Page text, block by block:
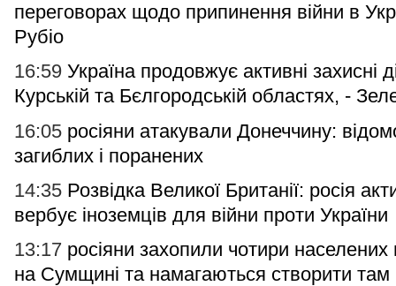
переговорах щодо припинення війни в
Рубіо
16:59 Україна продовжує активні захисні
Курській та Бєлгородській областях, -
16:05 росіяни атакували Донеччину:
загиблих і поранених
14:35 Розвідка Великої Британії: росія
вербує іноземців для війни проти України
13:17 росіяни захопили чотири населених
на Сумщині та намагаються створити там